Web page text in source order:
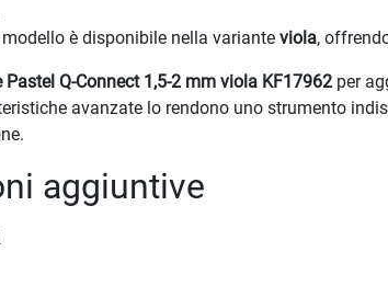
è disponibile nella variante viola,
Pastel Q-Connect 1,5-2 mm viola KF17962 per
avanzate lo rendono uno strumento
aggiuntive